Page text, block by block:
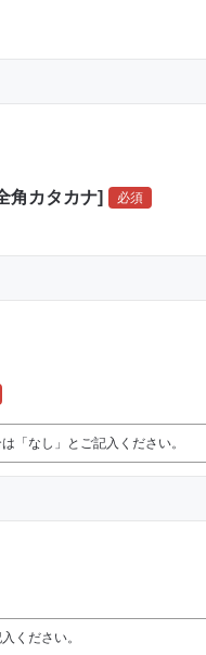
角カタカナ] 必須
「なし」とご記入ください。
ください。